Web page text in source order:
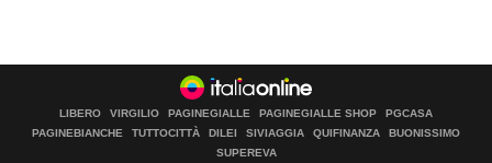
LIBERO VIRGILIO PAGINEGIALLE PAGINEGIALLE SHOP
PGCASA
PAGINEBIANCHE
TUTTOCITTÀ DILEI SIVIAGGIA QUIFINANZA
BUONISSIMO
SUPEREVA